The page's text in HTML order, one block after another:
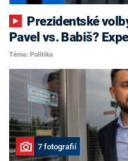
Pavel vs. Babiš?
Téma: Politika
7 fotografií